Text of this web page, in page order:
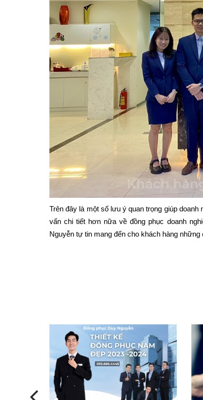
Trên đây là một số lưu ý quan trọng giúp
vấn chi tiết hơn nữa về đồng phục doanh
Nguyễn tự tin mang đến cho khách hàng